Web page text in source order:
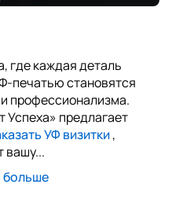
где каждая деталь
печатью становятся
профессионализма.
предлагает
УФ визитки,
вашу...
больше